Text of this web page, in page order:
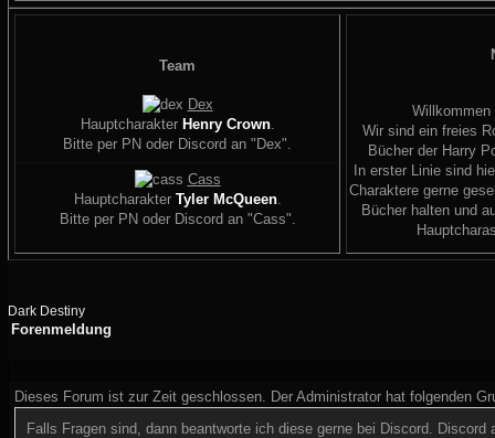
Team
Dex
Hauptcharakter Henry Crown.
Bitte per PN oder Discord an "Dex".
Cass
Hauptcharakter Tyler McQueen.
Bitte per PN oder Discord an "Cass".
Wir sind ein freies
Bücher der Harry
In erster Linie sind
Charaktere gerne
Bücher halten und
Dark Destiny
Forenmeldung
Dieses Forum ist zur Zeit geschlossen. Der Administrator hat folgenden
Falls Fragen sind, dann beantworte ich diese gerne bei Discord. Discord